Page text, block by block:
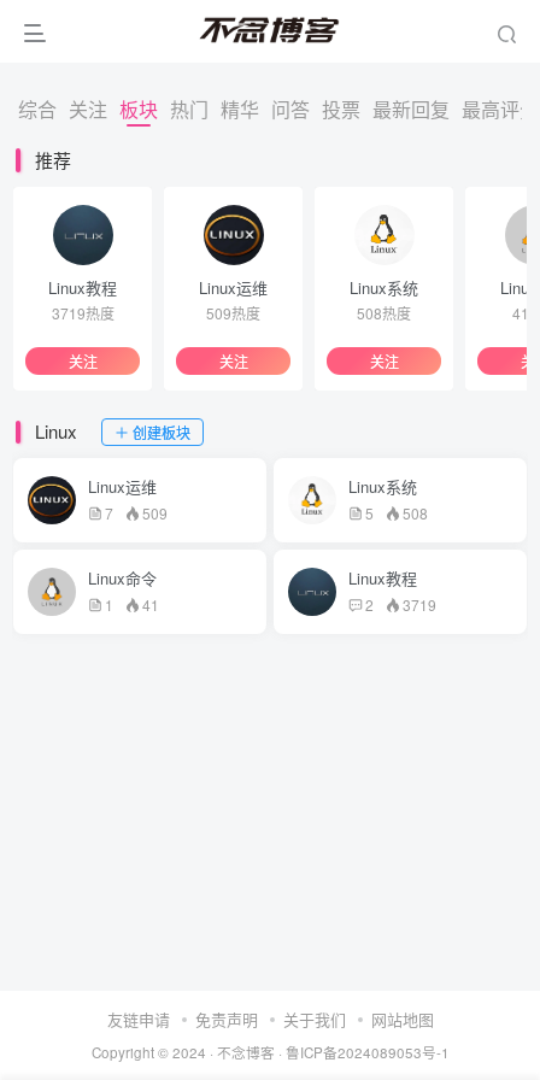
综合 关注 板块 热门 精华 问答 投票 最新回复 最高评分
推荐
Linux教程
3719热度
关注
Linux运维
509热度
关注
Linux系统
508热度
关注
41
关
Linux 创建板块
Linux运维
7 509
Linux系统
5 508
Linux命令
1 41
Linux教程
2 3719
友链申请 免责声明 关于我们 网站地图
Copyright © 2024 · 不念博客 · 鲁ICP备2024089053号-1